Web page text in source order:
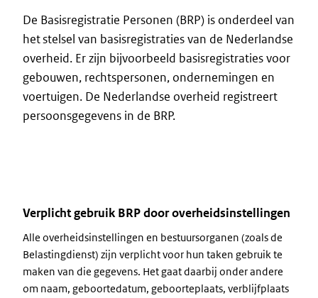
De Basisregistratie Personen (BRP) is onderdeel van
hetstelsel van basisregistraties van de Nederlandse
overheid. Er zijn bijvoorbeeld basisregistraties voor
gebouwen, rechtspersonen, ondernemingen en
voertuigen. De Nederlandse overheid registreert
persoonsgegevens in de BRP.
Verplicht gebruik BRP door overheidsinstellingen
Alle overheidsinstellingen en bestuursorganen (zoals de
Belastingdienst) zijn verplicht voor hun taken gebruik te
maken van die gegevens. Het gaat daarbij onder andere
om naam, geboortedatum, geboorteplaats, verblijfplaats